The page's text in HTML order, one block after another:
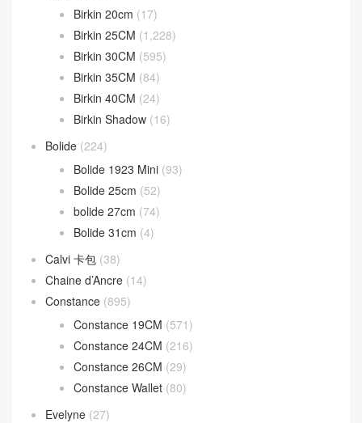
Birkin 20cm (17)
Birkin 25CM (1,228)
Birkin 30CM (595)
Birkin 35CM (84)
Birkin 40CM (24)
Birkin Shadow (16)
Bolide (224)
Bolide 1923 Mini (93)
Bolide 25cm (52)
bolide 27cm (74)
Bolide 31cm (4)
Calvi 卡包 (38)
Chaine d’Ancre (14)
Constance (895)
Constance 19CM (571)
Constance 24CM (216)
Constance 26CM (29)
Constance Wallet (80)
Evelyne (27)